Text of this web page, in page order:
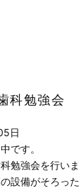
科勉強会
日
です。
勉強会を行いま
設備がそろっ